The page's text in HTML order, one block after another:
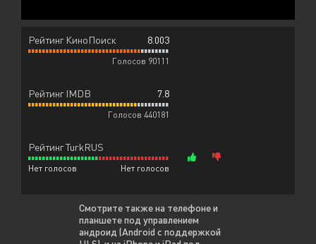
Рейтинг КиноПоиск 8.003
Голосов 90111
Рейтинг IMDB 7.8
Голосов 440181
Рейтинг TurkRUS
Нет голосов Нет голосов
Смотрите также на телефоне и
планшете под управлением
андроид (Android с поддержкой